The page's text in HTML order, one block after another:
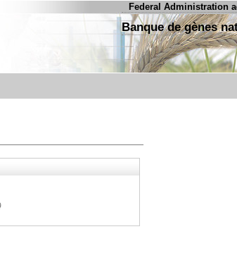
Federal Administration
Banque de gènes